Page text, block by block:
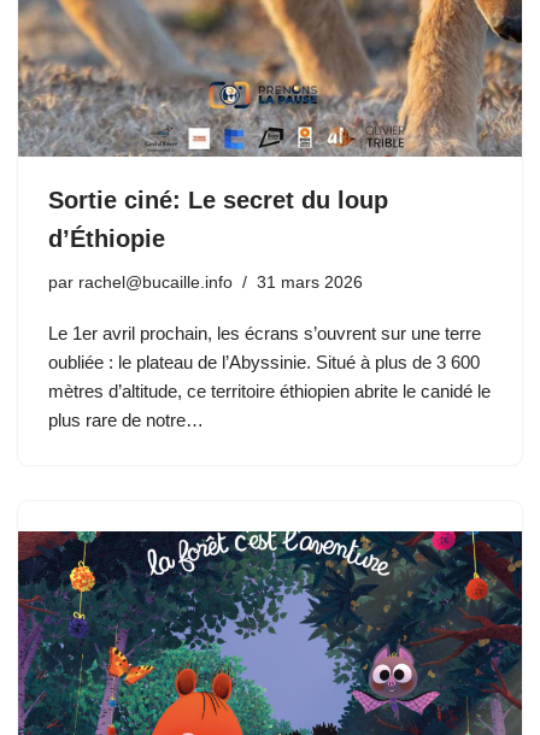
Sortie ciné: Le secret du loup
d’Éthiopie
par rachel@bucaille.info 31 mars 2026
Le 1er avril prochain, les écrans s’ouvrent sur une terre
oubliée : le plateau de l’Abyssinie. Situé à plus de 3 600
mètres d’altitude, ce territoire éthiopien abrite le canidé le
plus rare de notre…